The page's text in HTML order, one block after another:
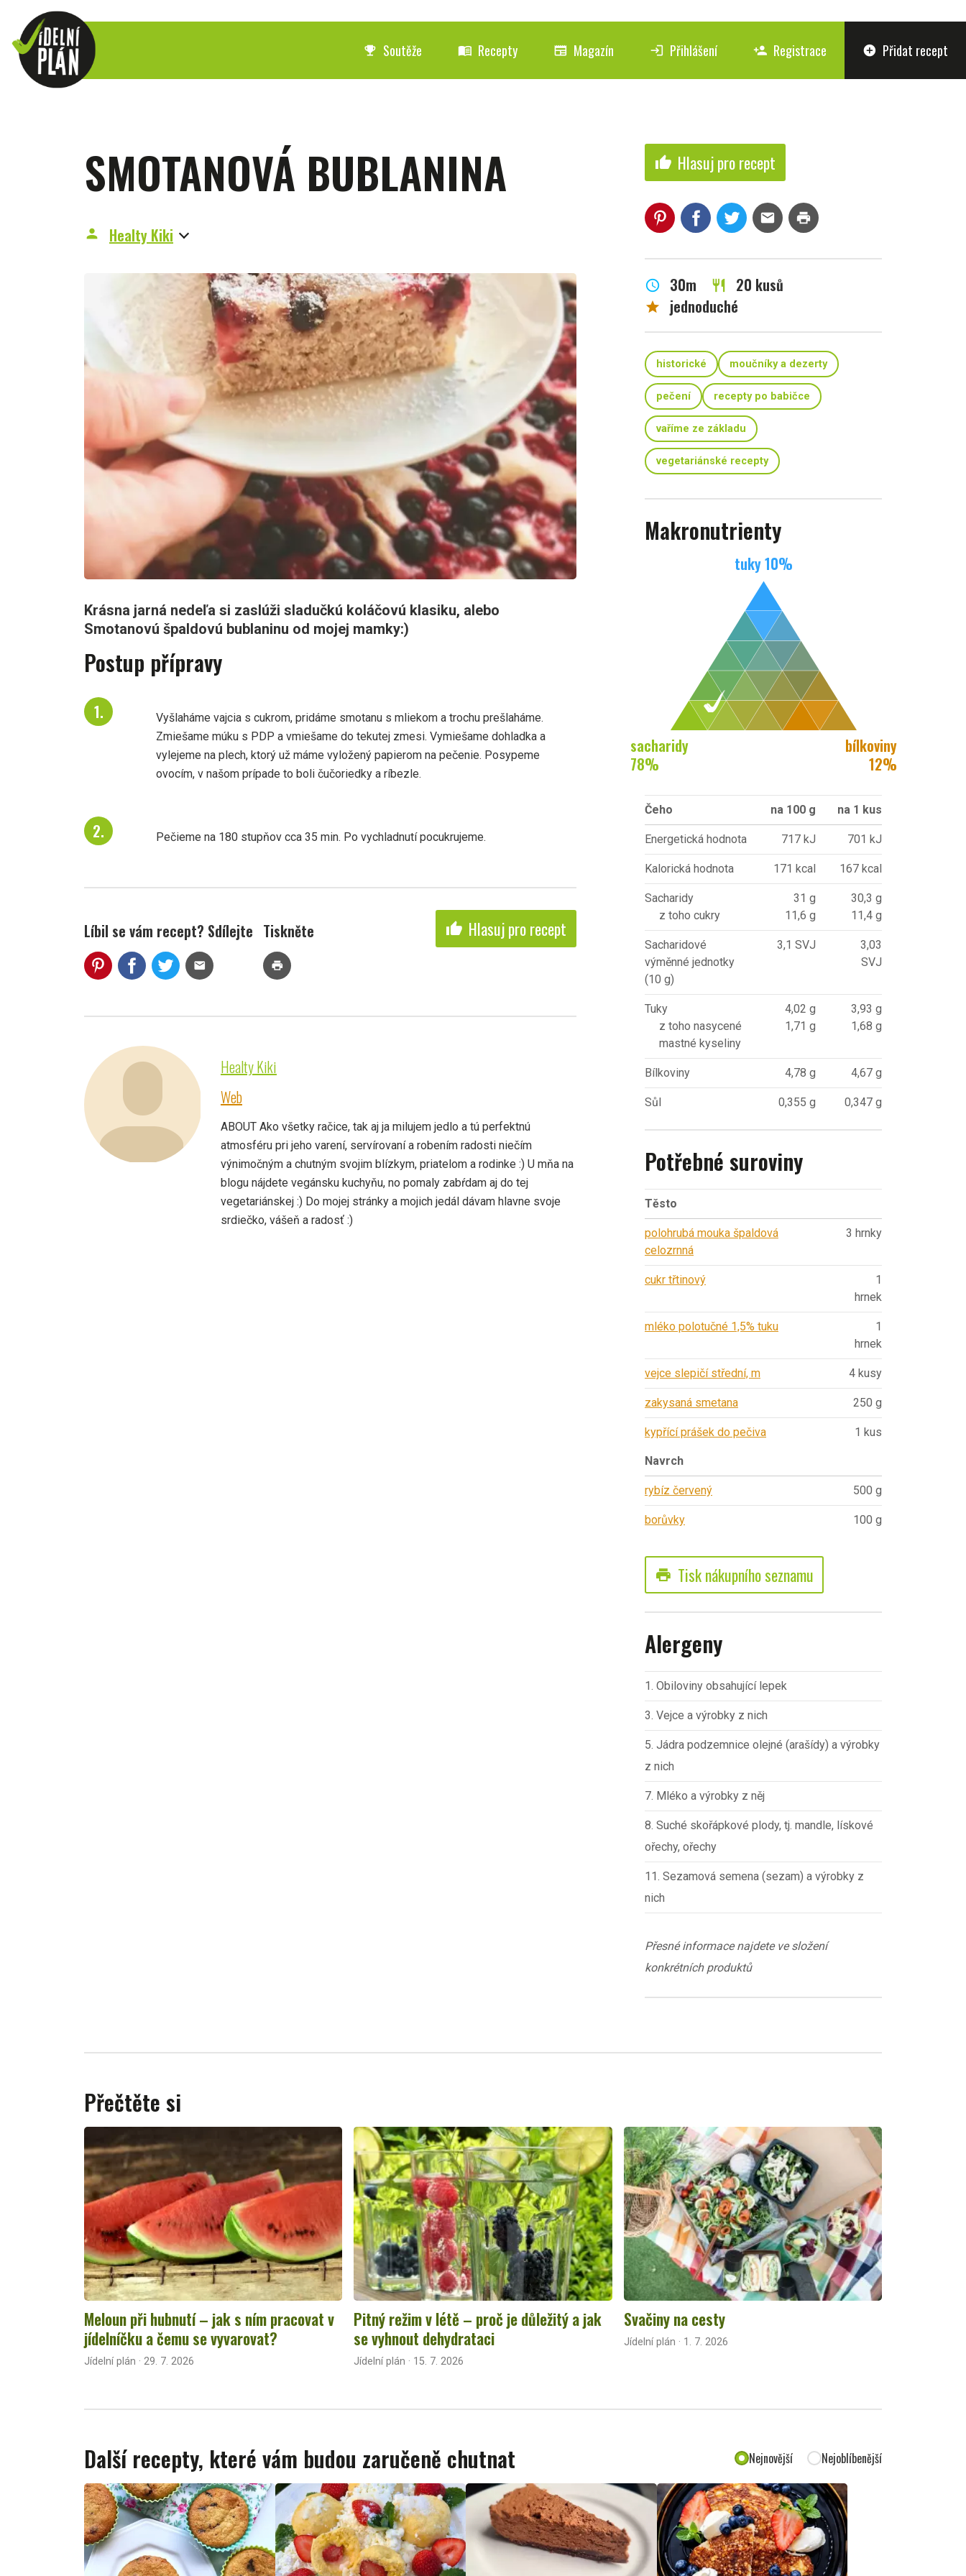
emoji_events Soutěže menu_book Recepty newspaper Magazín login Přihlášení person_add Registrace add_circle Přidat recept
SMOTANOVÁ BUBLANINA
person Healty Kiki
Krásna jarná nedeľa si zaslúži sladučkú koláčovú klasiku, alebo
Smotanovú špaldovú bublaninu od mojej mamky:)
Postup přípravy
Vyšlaháme vajcia s cukrom, pridáme smotanu s mliekom a trochu prešlaháme.
Zmiešame múku s PDP a vmiešame do tekutej zmesi. Vymiešame dohladka a
vylejeme na plech, ktorý už máme vyložený papierom na pečenie. Posypeme
ovocím, v našom prípade to boli čučoriedky a ríbezle.
Pečieme na 180 stupňov cca 35 min. Po vychladnutí pocukrujeme.
Líbil se vám recept? Sdílejte
mail
Tiskněte
print
thumb_up Hlasuj pro recept
Healty Kiki
Web
ABOUT Ako všetky račice, tak aj ja milujem jedlo a tú perfektnú
atmosféru pri jeho varení, servírovaní a robením radosti niečím
výnimočným a chutným svojim blízkym, priatelom a rodinke :) U mňa na
blogu nájdete vegánsku kuchyňu, no pomaly zabŕdam aj do tej
vegetariánskej :) Do mojej stránky a mojich jedál dávam hlavne svoje
srdiečko, vášeň a radosť :)
thumb_up Hlasuj pro recept
mail print
schedule 30m restaurant 20 kusů
star jednoduché
historické moučníky a dezerty
pečení recepty po babičce
vaříme ze základu
vegetariánské recepty
Makronutrienty
tuky10%
sacharidy
78%
bílkoviny
12%
Čeho na 100 g na 1 kus
Energetická hodnota 717 kJ 701 kJ
Kalorická hodnota 171 kcal 167 kcal
Sacharidy
z toho cukry
31 g
11,6 g
30,3 g
11,4 g
Sacharidové
výměnné jednotky
(10 g)
3,1 SVJ
3,03
SVJ
Tuky
z toho nasycené
mastné kyseliny
4,02 g
1,71 g
3,93 g
1,68 g
Bílkoviny 4,78 g 4,67 g
Sůl 0,355 g 0,347 g
Potřebné suroviny
Těsto
polohrubá mouka špaldová
celozrnná
3 hrnky
cukr třtinový
1
hrnek
mléko polotučné 1,5% tuku
1
hrnek
vejce slepičí střední, m 4 kusy
zakysaná smetana 250 g
kypřící prášek do pečiva 1 kus
Navrch
rybíz červený 500 g
borůvky 100 g
print Tisk nákupního seznamu
Alergeny
1. Obiloviny obsahující lepek
3. Vejce a výrobky z nich
5. Jádra podzemnice olejné (arašídy) a výrobky
z nich
7. Mléko a výrobky z něj
8. Suché skořápkové plody, tj. mandle, lískové
ořechy, ořechy
11. Sezamová semena (sezam) a výrobky z
nich
Přesné informace najdete ve složení
konkrétních produktů
Přečtěte si
Meloun při hubnutí – jak s ním pracovat v
jídelníčku a čemu se vyvarovat?
Jídelní plán · 29. 7. 2026
Pitný režim v létě – proč je důležitý a jak
se vyhnout dehydrataci
Jídelní plán · 15. 7. 2026
Svačiny na cesty
Jídelní plán · 1. 7. 2026
Další recepty, které vám budou zaručeně chutnat Nejnovější Nejoblíbenější